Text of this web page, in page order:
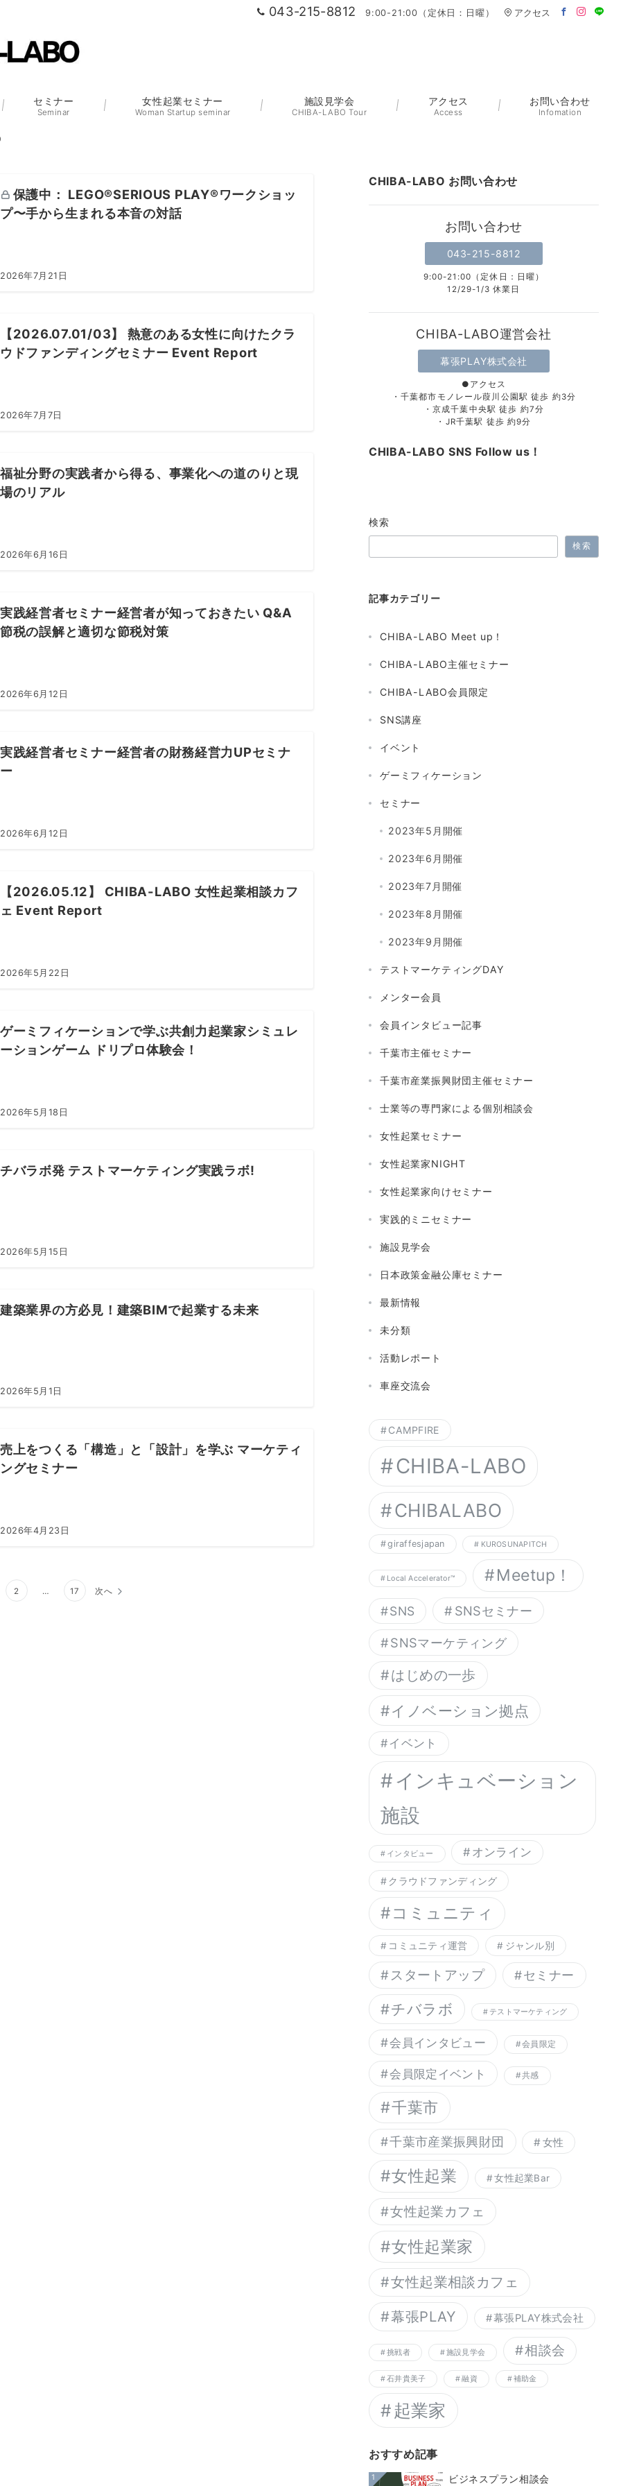
043-215-8812 9:00-21:00（定休日：日曜） アクセス
セミナー
Seminar
女性起業セミナー
Woman Startup seminar
施設見学会
CHIBA-LABO Tour
アクセス
Access
お問い合わせ
Infomation
保護中： LEGO®SERIOUS PLAY®ワークショッ
プ〜手から生まれる本音の対話
2026年7月21日
【2026.07.01/03】 熱意のある女性に向けたクラ
ウドファンディングセミナー Event Report
2026年7月7日
福祉分野の実践者から得る、事業化への道のりと現
場のリアル
2026年6月16日
実践経営者セミナー経営者が知っておきたい Q&A
節税の誤解と適切な節税対策
2026年6月12日
実践経営者セミナー経営者の財務経営力UPセミナ
ー
2026年6月12日
【2026.05.12】 CHIBA-LABO 女性起業相談カフ
ェ Event Report
2026年5月22日
ゲーミフィケーションで学ぶ共創力起業家シミュレ
ーションゲーム ドリプロ体験会！
2026年5月18日
チバラボ発 テストマーケティング実践ラボ!
2026年5月15日
建築業界の方必見！建築BIMで起業する未来
2026年5月1日
売上をつくる「構造」と「設計」を学ぶ マーケティ
ングセミナー
2026年4月23日
2 … 17 次へ
CHIBA-LABO お問い合わせ
お問い合わせ
043-215-8812
9:00-21:00（定休日：日曜）
12/29-1/3 休業日
CHIBA-LABO運営会社
幕張PLAY株式会社
●アクセス
・千葉都市モノレール葭川公園駅 徒歩 約3分
・京成千葉中央駅 徒歩 約7分
・JR千葉駅 徒歩 約9分
CHIBA-LABO SNS Follow us！
検索
検索
記事カテゴリー
CHIBA-LABO Meet up！
CHIBA-LABO主催セミナー
CHIBA-LABO会員限定
SNS講座
イベント
ゲーミフィケーション
セミナー
2023年5月開催
2023年6月開催
2023年7月開催
2023年8月開催
2023年9月開催
テストマーケティングDAY
メンター会員
会員インタビュー記事
千葉市主催セミナー
千葉市産業振興財団主催セミナー
士業等の専門家による個別相談会
女性起業セミナー
女性起業家NIGHT
女性起業家向けセミナー
実践的ミニセミナー
施設見学会
日本政策金融公庫セミナー
最新情報
未分類
活動レポート
車座交流会
CAMPFIRE
CHIBA-LABO
CHIBALABO
giraffesjapan KUROSUNAPITCH
Local Accelerator™︎ Meetup！
SNS SNSセミナー
SNSマーケティング
はじめの一歩
イノベーション拠点
イベント
インキュベーション
施設
インタビュー オンライン
クラウドファンディング
コミュニティ
コミュニティ運営 ジャンル別
スタートアップ セミナー
チバラボ テストマーケティング
会員インタビュー 会員限定
会員限定イベント 共感
千葉市
千葉市産業振興財団 女性
女性起業 女性起業Bar
女性起業カフェ
女性起業家
女性起業相談カフェ
幕張PLAY 幕張PLAY株式会社
挑戦者 施設見学会 相談会
石井貴美子 融資 補助金
起業家
おすすめ記事
1 ビジネスプラン相談会